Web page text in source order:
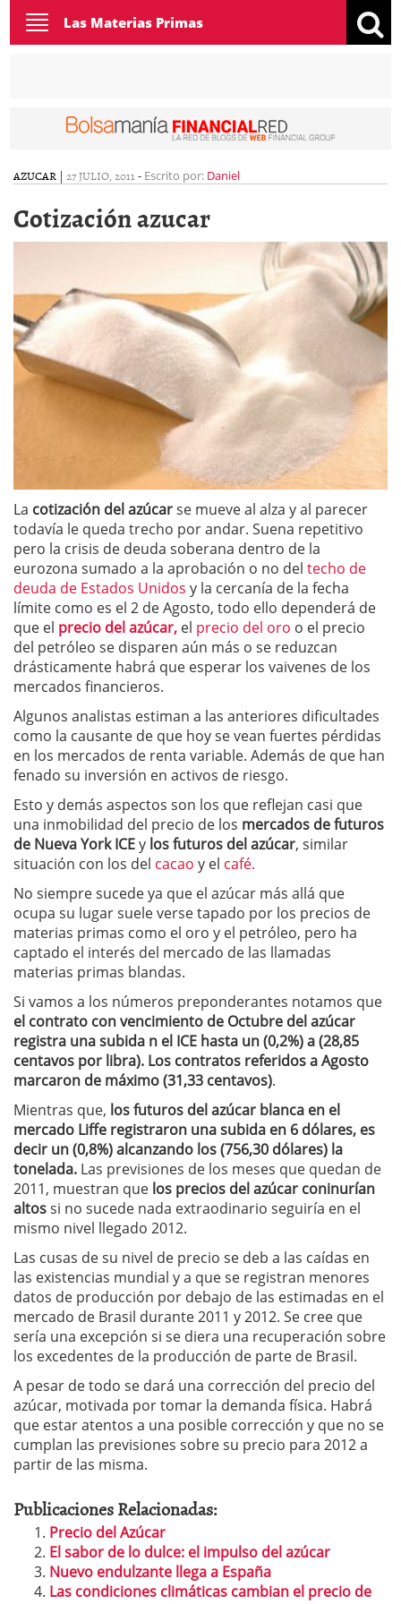
Toggle
navigation
Las Materias Primas
AZUCAR | 27 JULIO, 2011 - Escrito por: Daniel
Cotización azucar
La cotización del azúcarse mueve al alza y al parecer
todavía le queda trecho por andar. Suena repetitivo
pero la crisis de deuda soberana dentro de la
eurozona sumado a la aprobación o no del techo de
deuda de Estados Unidos y la cercanía de la fecha
límite como es el 2 de Agosto, todo ello dependerá de
que el precio del azúcar, el precio del oro o el precio
del petróleo se disparen aún más o se reduzcan
drásticamente habrá que esperar los vaivenes de los
mercados financieros.
Algunos analistas estiman a las anteriores dificultades
como la causante de que hoy se vean fuertes pérdidas
en los mercados de renta variable. Además de que han
fenado su inversión en activos de riesgo.
Esto y demás aspectos son los que reflejan casi que
una inmobilidad del precio de los mercados de futuros
de Nueva York ICEy los futuros del azúcar, similar
situación con los del cacao y el café.
No siempre sucede ya que el azúcar más allá que
ocupa su lugar suele verse tapado por los precios de
materias primas como el oro y el petróleo, pero ha
captado el interés del mercado de las llamadas
materias primas blandas.
Si vamos a los números preponderantes notamos que
el contrato con vencimiento de Octubre del azúcar
registra una subida n el ICE hasta un (0,2%) a (28,85
centavos por libra). Los contratos referidos a Agosto
marcaron de máximo (31,33 centavos).
Mientras que, los futuros del azúcar blanca en el
mercado Liffe registraron una subida en 6 dólares, es
decir un (0,8%) alcanzando los (756,30 dólares) la
tonelada. Las previsiones de los meses que quedan de
2011, muestran que los precios del azúcar coninurían
altossi no sucede nada extraodinario seguiría en el
mismo nivel llegado 2012.
Las cusas de su nivel de precio se deb a las caídas en
las existencias mundial y a que se registran menores
datos de producción por debajo de las estimadas en el
mercado de Brasil durante 2011 y 2012. Se cree que
sería una excepción si se diera una recuperación sobre
los excedentes de la producción de parte de Brasil.
A pesar de todo se dará una corrección del precio del
azúcar, motivada por tomar la demanda física. Habrá
que estar atentos a una posible corrección y que no se
cumplan las previsiones sobre su precio para 2012 a
partir de las misma.
Publicaciones Relacionadas:
Precio del Azúcar
El sabor de lo dulce: el impulso del azúcar
Nuevo endulzante llega a España
Las condiciones climáticas cambian el precio de